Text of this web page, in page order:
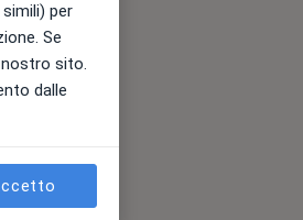
per
Se
sito.
dalle